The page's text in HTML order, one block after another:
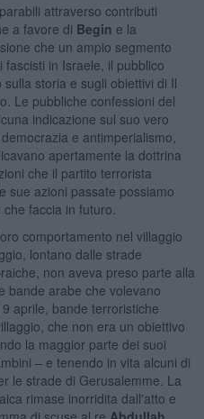
attraverso contributi
a favore di Begin e la
che un ampio segmento
fascisti in Israele, il pubblico
storia e sugli obiettivi di Il
Le pubbliche confessioni del
indicazione sul suo vero
e antimperialismo,
apertamente la dottrina
che il partito terrorista
sue azioni passate possiamo
faccia in futuro.
comportamento nel villaggio
lontano dalle strade
non aveva preso parte alla
bande arabe che volevano
aprile, bande terroristiche
che non era un obiettivo
la maggior parte dei suoi
– e tenendo in vita alcuni di
le strade di Gerusalemme. La
rimase inorridita dall'atto e